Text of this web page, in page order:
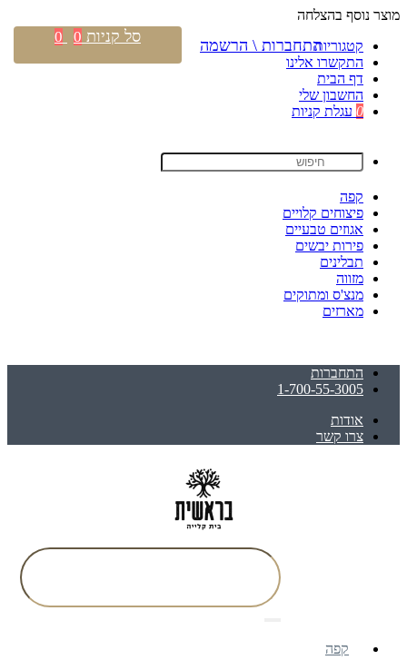
מוצר נוסף בהצלחה
קטגוריות
התקשרו אלינו
דף הבית
החשבון שלי
0 עגלת קניות
קפה
פיצוחים קלויים
אגוזים טבעיים
פירות יבשים
תבלינים
מזווה
מנצ'ס ומתוקים
מארזים
התחברות
1-700-55-3005
אודות
צרו קשר
התחברות \ הרשמה סל קניות 0
0
קפה